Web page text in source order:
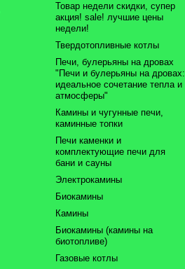
Товар недели скидки, супер
акция! sale! лучшие цены
недели!
Твердотопливные котлы
Печи, булерьяны на дровах
"Печи и булерьяны на дровах:
идеальное сочетание тепла и
атмосферы"
Камины и чугунные печи,
каминные топки
Печи каменки и
комплектующие печи для
бани и сауны
Электрокамины
Биокамины
Камины
Биокамины (камины на
биотопливе)
Газовые котлы